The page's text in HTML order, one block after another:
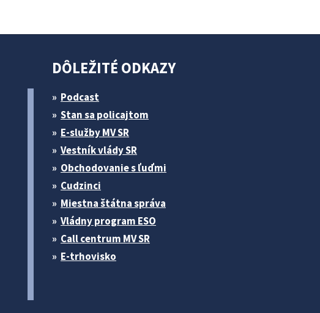
DÔLEŽITÉ ODKAZY
Podcast
Stan sa policajtom
E-služby MV SR
Vestník vlády SR
Obchodovanie s ľuďmi
Cudzinci
Miestna štátna správa
Vládny program ESO
Call centrum MV SR
E-trhovisko